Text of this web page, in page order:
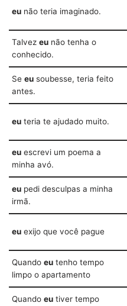
eu não teria imaginado.
Talvez eu não tenha o
conhecido.
Se eu soubesse, teria feito
antes.
eu teria te ajudado muito.
eu escrevi um poema a
minha avó.
eu pedi desculpas a minha
irmã.
eu exijo que você pague
Quando eu tenho tempo
limpo o apartamento
Quando eu tiver tempo